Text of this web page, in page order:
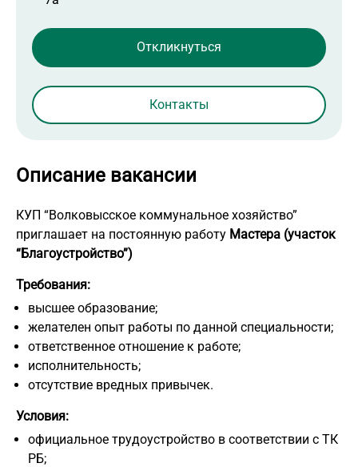
Контакты
Описание вакансии
КУП “Волковысское коммунальное хозяйство”
приглашает на постоянную работу Мастера (участок
“Благоустройство”)
Требования:
высшее образование;
желателен опыт работы по данной специальности;
ответственное отношение к работе;
исполнительность;
отсутствие вредных привычек.
Условия:
официальное трудоустройство в соответствии с ТК
РБ;